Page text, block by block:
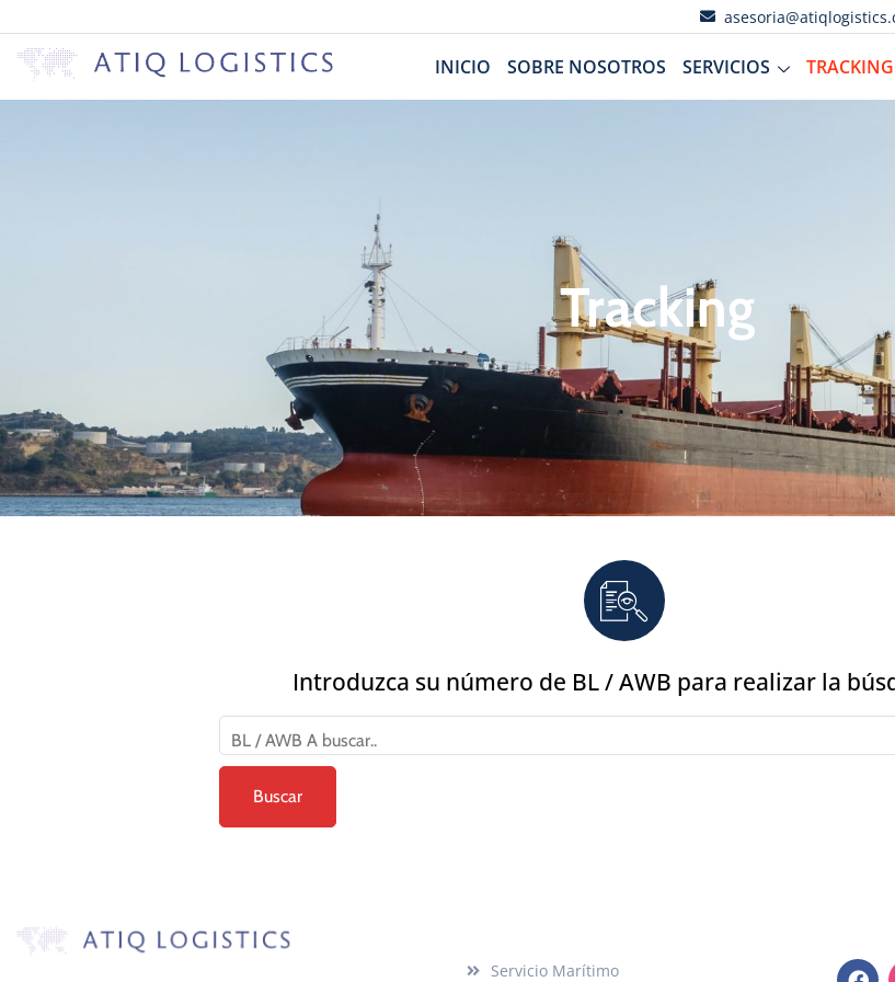
INICIO SOBRE NOSOTROS SERVICIOS TRACKING
Tracking
Introduzca su número de BL / AWB para realizar la
Servicio Marítimo